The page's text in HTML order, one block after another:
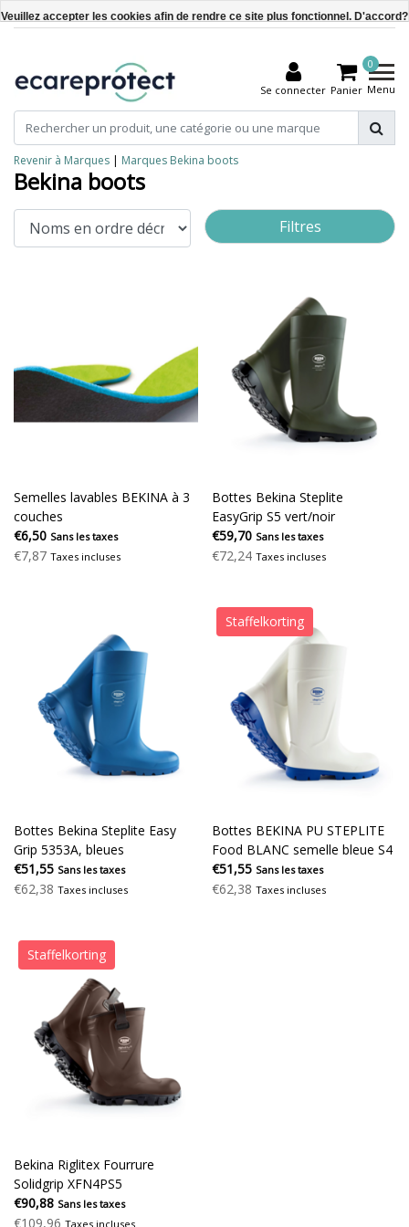
Se connecter
0
Panier Menu
Revenir à Marques | Marques Bekina boots
Bekina boots
Filtres
Semelles lavables BEKINA à 3
couches
€6,50 Sans les taxes
€7,87 Taxes incluses
Bottes Bekina Steplite
EasyGrip S5 vert/noir
€59,70 Sans les taxes
€72,24 Taxes incluses
Bottes Bekina Steplite Easy
Grip 5353A, bleues
€51,55 Sans les taxes
€62,38 Taxes incluses
Staffelkorting
Bottes BEKINA PU STEPLITE
Food BLANC semelle bleue S4
€51,55 Sans les taxes
€62,38 Taxes incluses
Staffelkorting
Bekina Riglitex Fourrure
Solidgrip XFN4PS5
€90,88 Sans les taxes
€109,96 Taxes incluses
Veuillez accepter les cookies afin de rendre ce site plus fonctionnel. D'accord?